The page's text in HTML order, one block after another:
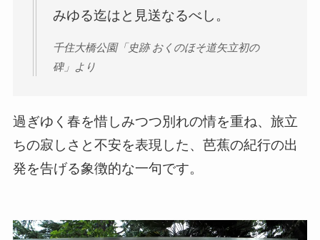
みゆる迄はと見送なるべし。
千住大橋公園「史跡 おくのほそ道矢立初の
碑」より
過ぎゆく春を惜しみつつ別れの情を重ね、旅立
ちの寂しさと不安を表現した、芭蕉の紀行の出
発を告げる象徴的な一句です。